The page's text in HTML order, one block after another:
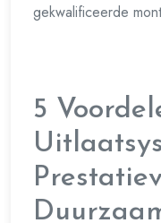
gekwalificeerde
5